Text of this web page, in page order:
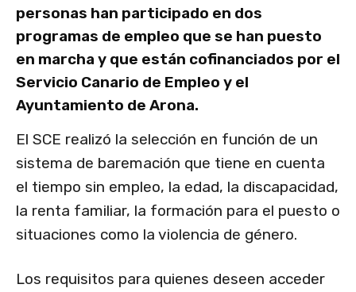
personas han participado en dos
programas de empleo que se han puesto
en marcha y que están cofinanciados por el
Servicio Canario de Empleo y el
Ayuntamiento de Arona.
El SCE realizó la selección en función de un
sistema de baremación que tiene en cuenta
el tiempo sin empleo, la edad, la discapacidad,
la renta familiar, la formación para el puesto o
situaciones como la violencia de género.
Los requisitos para quienes deseen acceder